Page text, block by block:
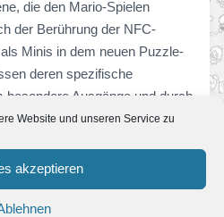
Website und unseren Service zu
akzeptieren
die den Mario-Spielen
der Berührung der NFC-
Minis in dem neuen Puzzle-
deren spezifische
besondere Ausgänge und durch
Spezial-Level zu erreichen.
amiibo von Mario, Luigi,
Donkey Kong solche Extra-
Jr. und Yoshi, die alle ihren